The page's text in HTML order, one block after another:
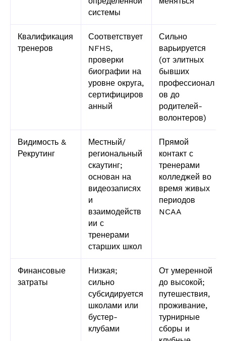
системы
Квалификация
тренеров
Соответствует
NFHS,
проверки
биографии на
уровне округа,
сертифициров
анный
Сильно
варьируется
(от элитных
бывших
профессионал
ов до
родителей-
волонтеров)
Видимость &
Рекрутинг
Местный/
региональный
скаутинг;
основан на
видеозаписях
и
взаимодейств
ии с
тренерами
старших школ
Прямой
контакт с
тренерами
колледжей во
время живых
периодов
NCAA
Финансовые
затраты
Низкая;
сильно
субсидируется
школами или
бустер-
клубами
От умеренной
до высокой;
путешествия,
проживание,
турнирные
сборы и